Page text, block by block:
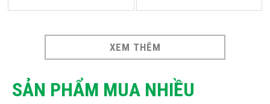
XEM THÊM
SẢN PHẨM MUA NHIỀU